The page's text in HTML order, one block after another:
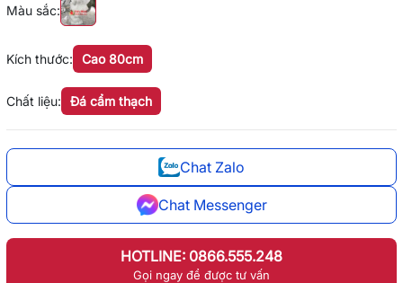
Kích thước: Cao 80cm
Màu sắc:
Chất liệu: Đá cẩm thạch
Chat Zalo
Chat Messenger
HOTLINE: 0866.555.248
Gọi ngay để được tư vấn